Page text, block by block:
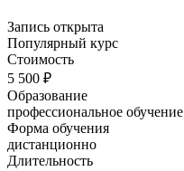
Запись открыта
Популярный курс
Стоимость
5 500 ₽
Образование
профессиональное обучение
Форма обучения
дистанционно
Длительность